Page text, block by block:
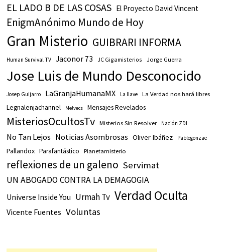
EL LADO B DE LAS COSAS El Proyecto David Vincent
EnigmAnónimo Mundo de Hoy
Gran Misterio GUIBRARI INFORMA
Human Survival TV Jaconor 73 JC Gigamisterios Jorge Guerra
Jose Luis de Mundo Desconocido
Josep Guijarro LaGranjaHumanaMX La llave La Verdad nos hará libres
Legnalenjachannel Melvecs Mensajes Revelados
MisteriosOcultosTv Misterios Sin Resolver Nación ZDI
No Tan Lejos Noticias Asombrosas Oliver Ibáñez Pablogonzae
Pallandox Parafantástico Planetamisterio
reflexiones de un galeno Servimat
UN ABOGADO CONTRA LA DEMAGOGIA
Universe Inside You Urmah Tv Verdad Oculta
Vicente Fuentes Voluntas